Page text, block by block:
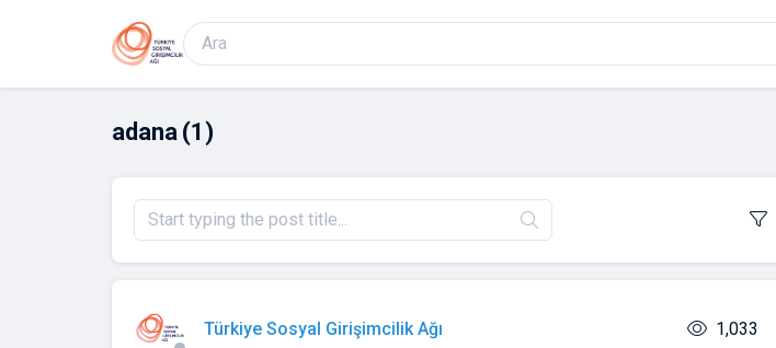
adana (1)
Türkiye Sosyal Girişimcilik Ağı 1,033